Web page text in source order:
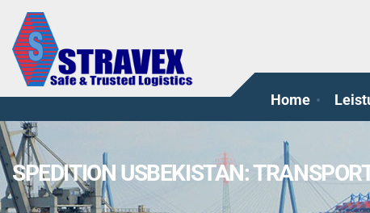
Home
SPEDITION USBEKISTAN: